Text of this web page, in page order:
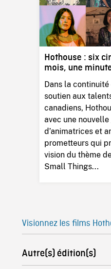
Hothouse : six
mois, une
Dans la
soutien aux
canadiens,
avec une
d’animatrices et
prometteurs qui
vision du thème
Small Things...
Visionnez les films
Autre(s) édition(s)